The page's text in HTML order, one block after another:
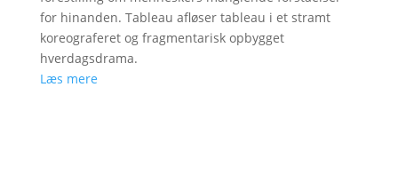
for hinanden. Tableau afløser tableau i et stramt
koreograferet og fragmentarisk opbygget
hverdagsdrama.
Læs mere